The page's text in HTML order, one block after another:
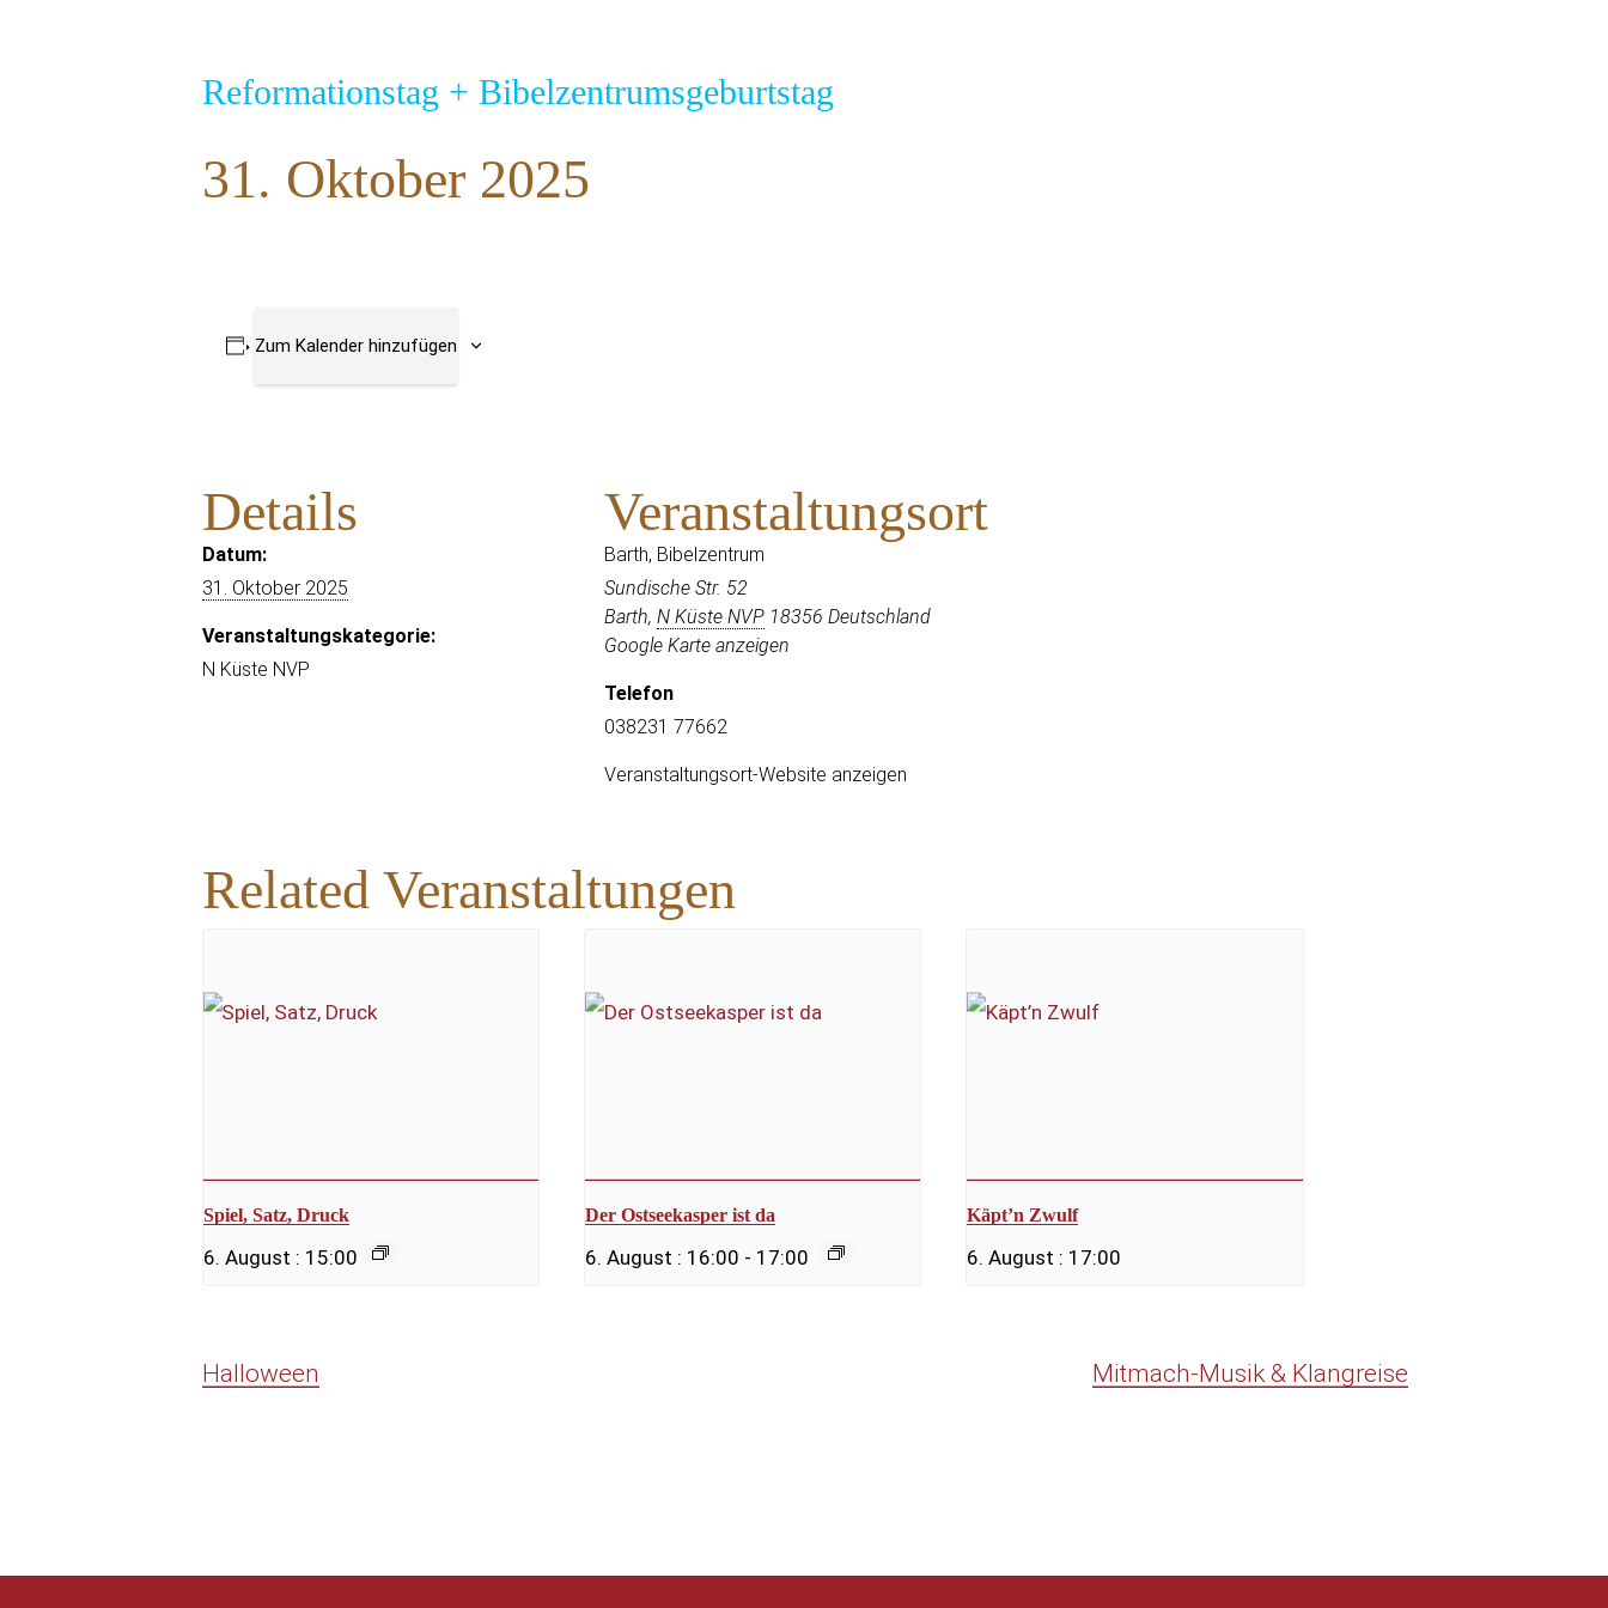
Reformationstag + Bibelzentrumsgeburtstag
31. Oktober 2025
Zum Kalender hinzufügen
Details
Datum:
31. Oktober 2025
Veranstaltungskategorie:
N Küste NVP
Veranstaltungsort
Barth, Bibelzentrum
Sundische Str. 52
Barth, N Küste NVP 18356 Deutschland
Google Karte anzeigen
Telefon
038231 77662
Veranstaltungsort-Website anzeigen
Related Veranstaltungen
Spiel, Satz, Druck
6. August : 15:00
Der Ostseekasper ist da
6. August : 16:00 - 17:00
Käpt’n Zwulf
6. August : 17:00
Halloween Mitmach-Musik & Klangreise